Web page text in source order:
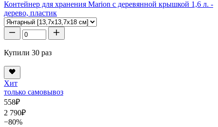
Контейнер для хранения Marion с деревянной крышкой 1,6 л. -
дерево, пластик
Купили 30 раз
Хит
только самовывоз
558₽
2 790₽
−80%